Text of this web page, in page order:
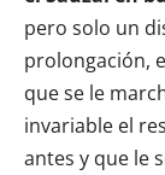
pero solo un
prolongación,
que se le
invariable el
antes y que le